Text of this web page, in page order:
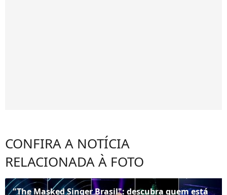
CONFIRA A NOTÍCIA
RELACIONADA À FOTO
"The Masked Singer Brasil": descubra quem está